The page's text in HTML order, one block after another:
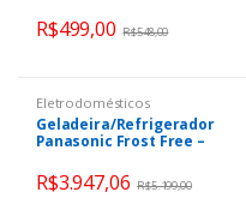
R$499,00 R$548,00
Eletrodomésticos
Geladeira/Refrigerador
Panasonic Frost Free –
BB41GV1BA
R$3.947,06 R$5.199,00